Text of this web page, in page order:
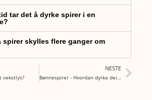
tar det å dyrke spirer i en
spirer skylles flere ganger om
vekstlys?
NESTE
Bønnespirer - Hvordan dyrke deilige og sprø spirer